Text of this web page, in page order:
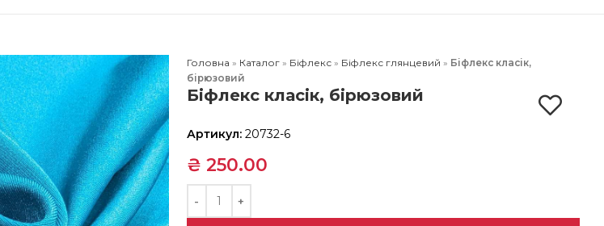
Головна » Каталог» Біфлекс» Біфлекс глянцевий » Біфлекс класік,
бірюзовий
Біфлекс класік, бірюзовий
Артикул: 20732-6
₴ 250.00